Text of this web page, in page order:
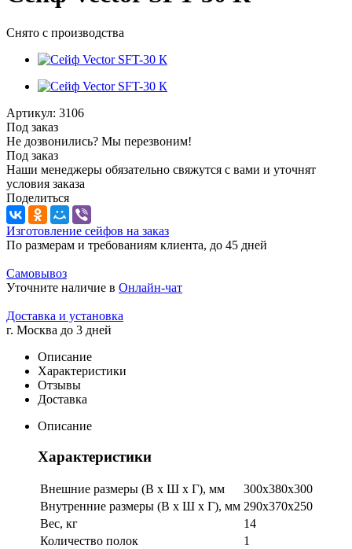
Снято с производства
Артикул: 3106
Под заказ
Не дозвонились? Мы перезвоним!
Под заказ
Наши менеджеры обязательно свяжутся с вами и уточнят
условия заказа
Поделиться
Изготовление сейфов на заказ
По размерам и требованиям клиента, до 45 дней
Самовывоз
Уточните наличие в Онлайн-чат
Доставка и установка
г. Москва до 3 дней
Описание
Характеристики
Отзывы
Доставка
Описание
Характеристики
Внешние размеры (В х Ш х Г), мм
300х380х300
Внутренние размеры (В х Ш х Г), мм 290х370х250
Вес, кг
14
Количество полок
1